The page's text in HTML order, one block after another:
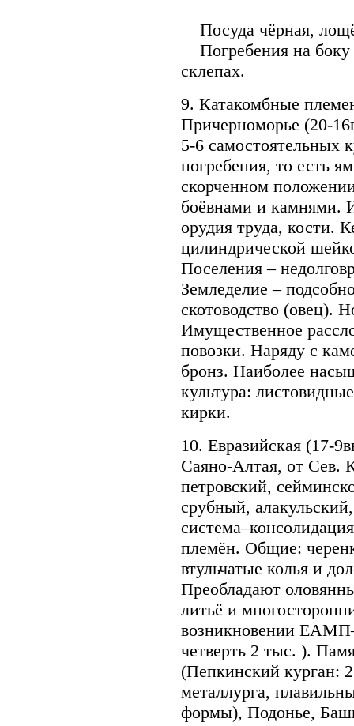
Посуда чёрная,
Погребения на
склепах.
9. Катакомбные
Причерноморье (20-
5-6 самостоятельных
погребения, то есть
скорченном
боёвнами и камнями.
орудия труда, кости.
цилиндрической
Поселения –
Земледелие –
скотоводство (овец).
Имущественное
повозки. Наряду с
бронз. Наиболее
культура:
кирки.
10. Евразийская (17-
Саяно-Алтая, от Сев.
петровский,
срубный,
племён. Общие:
втульчатые колья и
Преобладают
литьё и
возникновении
четверть 2 тыс. ).
(Пепкинский курган:
металлурга,
формы), Подонье,